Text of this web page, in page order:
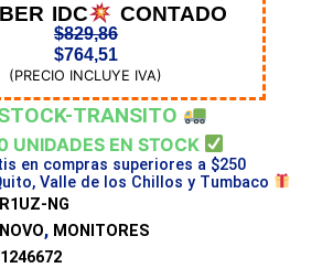
IDC CONTADO
$829,86
$764,51
(PRECIO INCLUYE IVA)
TRANSITO
UNIDADES EN STOCK
en compras superiores a $250
Valle de los Chillos y Tumbaco
NG
, MONITORES